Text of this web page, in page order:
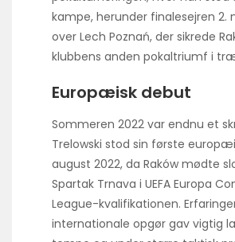
kampe, herunder finalesejren 2.
over Lech Poznań, der sikrede
klubbens anden pokaltriumf i
Europæisk debut
Sommeren 2022 var endnu et
Trelowski stod sin første
august 2022, da Raków mødte
Spartak Trnava i UEFA Europa
League-kvalifikationen.
internationale opgør gav vigtig